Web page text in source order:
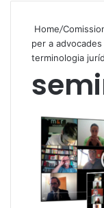
Home/
per a
terminologia